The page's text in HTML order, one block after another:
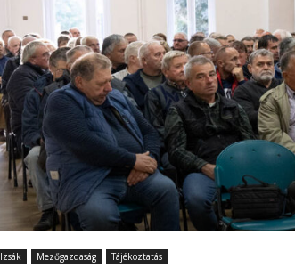
Izsák Mezőgazdaság Tájékoztatás